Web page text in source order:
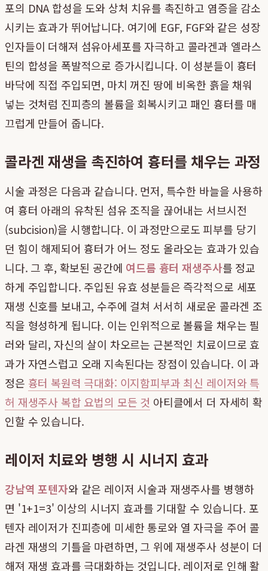
포의 DNA 합성을 도와 상처 치유를 촉진하고 염증을 감소
시키는 효과가 뛰어납니다. 여기에 EGF, FGF와 같은 성장
인자들이 더해져 섬유아세포를 자극하고 콜라겐과 엘라스
틴의 합성을 폭발적으로 증가시킵니다. 이 성분들이 흉터
바닥에 직접 주입되면, 마치 꺼진 땅에 비옥한 흙을 채워
넣는 것처럼 진피층의 볼륨을 회복시키고 패인 흉터를 매
끄럽게 만들어 줍니다.
콜라겐 재생을 촉진하여 흉터를 채우는 과정
시술 과정은 다음과 같습니다. 먼저, 특수한 바늘을 사용하
여 흉터 아래의 유착된 섬유 조직을 끊어내는 서브시전
(subcision)을 시행합니다. 이 과정만으로도 피부를 당기
던 힘이 해제되어 흉터가 어느 정도 올라오는 효과가 있습
니다. 그 후, 확보된 공간에 여드름 흉터 재생주사를 정교
하게 주입합니다. 주입된 유효 성분들은 즉각적으로 세포
재생 신호를 보내고, 수주에 걸쳐 서서히 새로운 콜라겐 조
직을 형성하게 됩니다. 이는 인위적으로 볼륨을 채우는 필
러와 달리, 자신의 살이 차오르는 근본적인 치료이므로 효
과가 자연스럽고 오래 지속된다는 장점이 있습니다. 이 과
정은 흉터 복원력 극대화: 이지함피부과 최신 레이저와 특
허 재생주사 복합 요법의 모든 것 아티클에서 더 자세히 확
인할 수 있습니다.
레이저 치료와 병행 시 시너지 효과
강남역 포텐자와 같은 레이저 시술과 재생주사를 병행하
면 '1+1=3' 이상의 시너지 효과를 기대할 수 있습니다. 포
텐자 레이저가 진피층에 미세한 통로와 열 자극을 주어 콜
라겐 재생의 기틀을 마련하면, 그 위에 재생주사 성분이 더
해져 재생 효과를 극대화하는 것입니다. 레이저로 인해 활